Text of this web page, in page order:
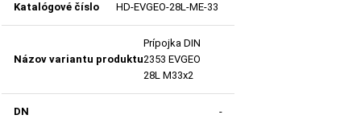
HD-EVGEO-28L-ME-33
Prípojka DIN
2353 EVGEO
28L M33x2
-